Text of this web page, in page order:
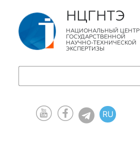
НЦГНТЭ
НАЦИОНАЛЬНЫЙ ЦЕНТР
ГОСУДАРСТВЕННОЙ
НАУЧНО-ТЕХНИЧЕСКОЙ
ЭКСПЕРТИЗЫ
RU